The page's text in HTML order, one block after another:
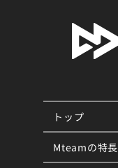
トップ
Mteamの特長